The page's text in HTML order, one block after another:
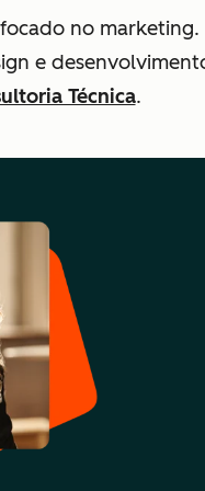
no marketing.
e
Técnica.